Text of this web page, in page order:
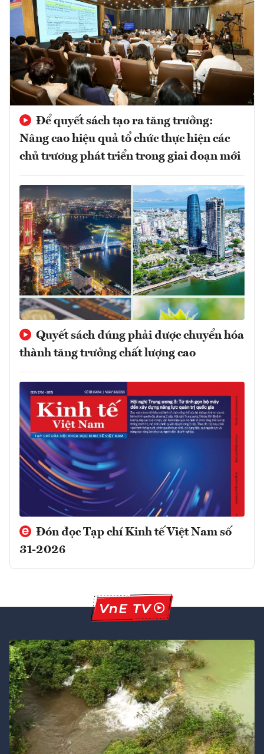
Để quyết sách tạo ra tăng trưởng:
Nâng cao hiệu quả tổ chức thực hiện các
chủ trương phát triển trong giai đoạn mới
Quyết sách đúng phải được chuyển hóa
thành tăng trưởng chất lượng cao
Đón đọc Tạp chí Kinh tế Việt Nam số
31-2026